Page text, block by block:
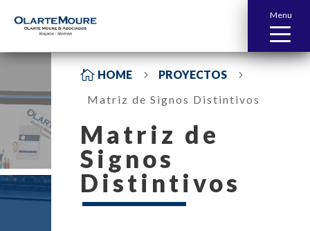
Menu
 HOME 5 PROYECTOS 5
Matriz de Signos Distintivos
Matriz de
Signos
Distintivos